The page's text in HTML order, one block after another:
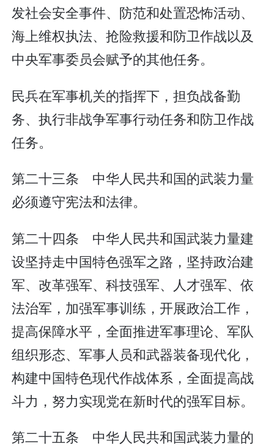
发社会安全事件、防范和处置恐怖活动、
海上维权执法、抢险救援和防卫作战以及
中央军事委员会赋予的其他任务。
民兵在军事机关的指挥下，担负战备勤
务、执行非战争军事行动任务和防卫作战
任务。
第二十三条 中华人民共和国的武装力量
必须遵守宪法和法律。
第二十四条 中华人民共和国武装力量建
设坚持走中国特色强军之路，坚持政治建
军、改革强军、科技强军、人才强军、依
法治军，加强军事训练，开展政治工作，
提高保障水平，全面推进军事理论、军队
组织形态、军事人员和武器装备现代化，
构建中国特色现代作战体系，全面提高战
斗力，努力实现党在新时代的强军目标。
第二十五条 中华人民共和国武装力量的